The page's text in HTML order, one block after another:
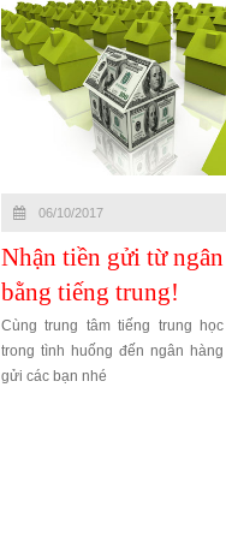
06/10/2017
Nhận tiền gửi từ
bằng tiếng trung!
Cùng trung tâm tiếng trung
trong tình huống đến ngân
gửi các bạn nhé